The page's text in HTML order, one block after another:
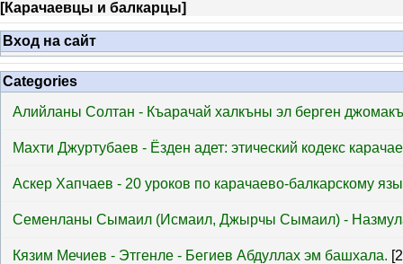
[Карачаевцы и балкарцы]
Вход на сайт
Categories
Алийланы Солтан - Къарачай халкъны эл берген
Махти Джуртубаев - Ёзден адет: этический кодекс
Аскер Хапчаев - 20 уроков по карачаево-балкарскому
Семенланы Сымаил (Исмаил, Джырчы Сымаил) -
Кязим Мечиев - Этгенле - Бегиев Абдуллах эм башхала.